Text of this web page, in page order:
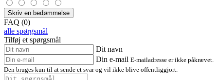
Skriv en bedømmelse
FAQ (0)
alle spørgsmål
Tilføj et spørgsmål
Dit navn
Din e-mail E-mailadresse er ikke påkrævet.
Den bruges kun til at sende et svar og vil ikke blive offentliggjort.